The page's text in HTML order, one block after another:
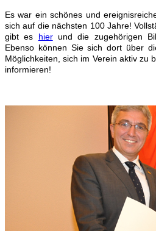
Es war ein schönes und
sich auf die nächsten 100 Jahre!
gibt es hierund die zugehörigen
Ebenso können Sie sich dort über
Möglichkeiten, sich im Verein aktiv zu
informieren!